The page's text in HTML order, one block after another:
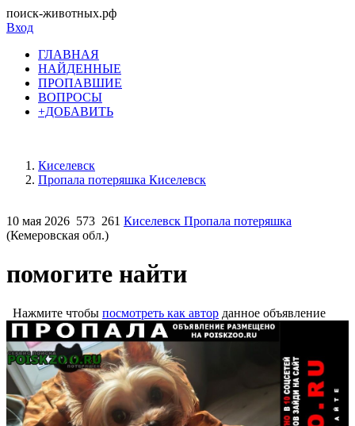
поиск-животных.рф
Вход
ГЛАВНАЯ
НАЙДЕННЫЕ
ПРОПАВШИЕ
ВОПРОСЫ
+ДОБАВИТЬ
Киселевск
Пропала потеряшка Киселевск
10 мая 2026 573 261 Киселевск Пропала потеряшка
(Кемеровская обл.)
помогите найти
Нажмите чтобы посмотреть как автор данное объявление